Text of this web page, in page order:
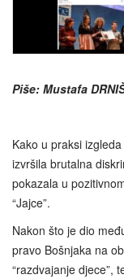
Piše: Mustafa
Kako u praksi
izvršila brutalna
pokazala u
“Jajce”.
Nakon što je dio
pravo Bošnjaka na
“razdvajanje djece”,